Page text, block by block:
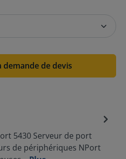
demande de devis
5430 Serveur de port
de périphériques NPort